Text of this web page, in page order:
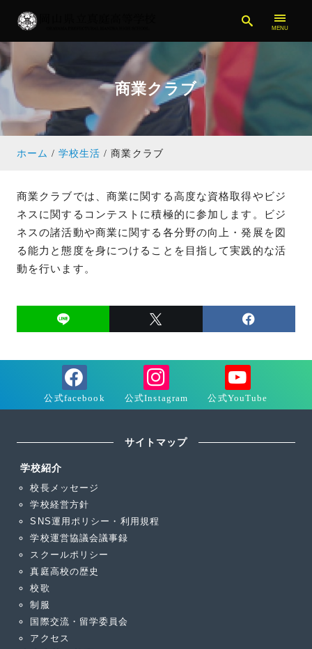
商業クラブ
ホーム 学校生活 商業クラブ
商業クラブでは、商業に関する高度な資格取得やビジ
ネスに関するコンテストに積極的に参加します。ビジ
ネスの諸活動や商業に関する各分野の向上・発展を図
る能力と態度を身につけることを目指して実践的な活
動を行います。
サイトマップ
学校紹介
校長メッセージ
学校経営方針
SNS運用ポリシー・利用規程
学校運営協議会議事録
スクールポリシー
真庭高校の歴史
校歌
制服
国際交流・留学委員会
アクセス